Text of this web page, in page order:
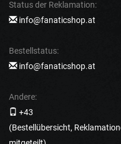
Status der Reklamation:
info@fanaticshop.at
Bestellstatus:
info@fanaticshop.at
Andere:
+43
(Bestellübersicht,